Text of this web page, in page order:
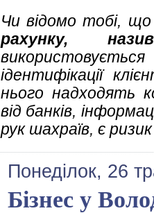
Чи відомо тобі,
рахунку,
ідентифікації
нього надходять
від банків,
рук шахраїв, є
Понеділок, 26
Бізнес у